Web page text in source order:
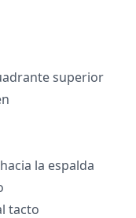
superior
la espalda
tacto